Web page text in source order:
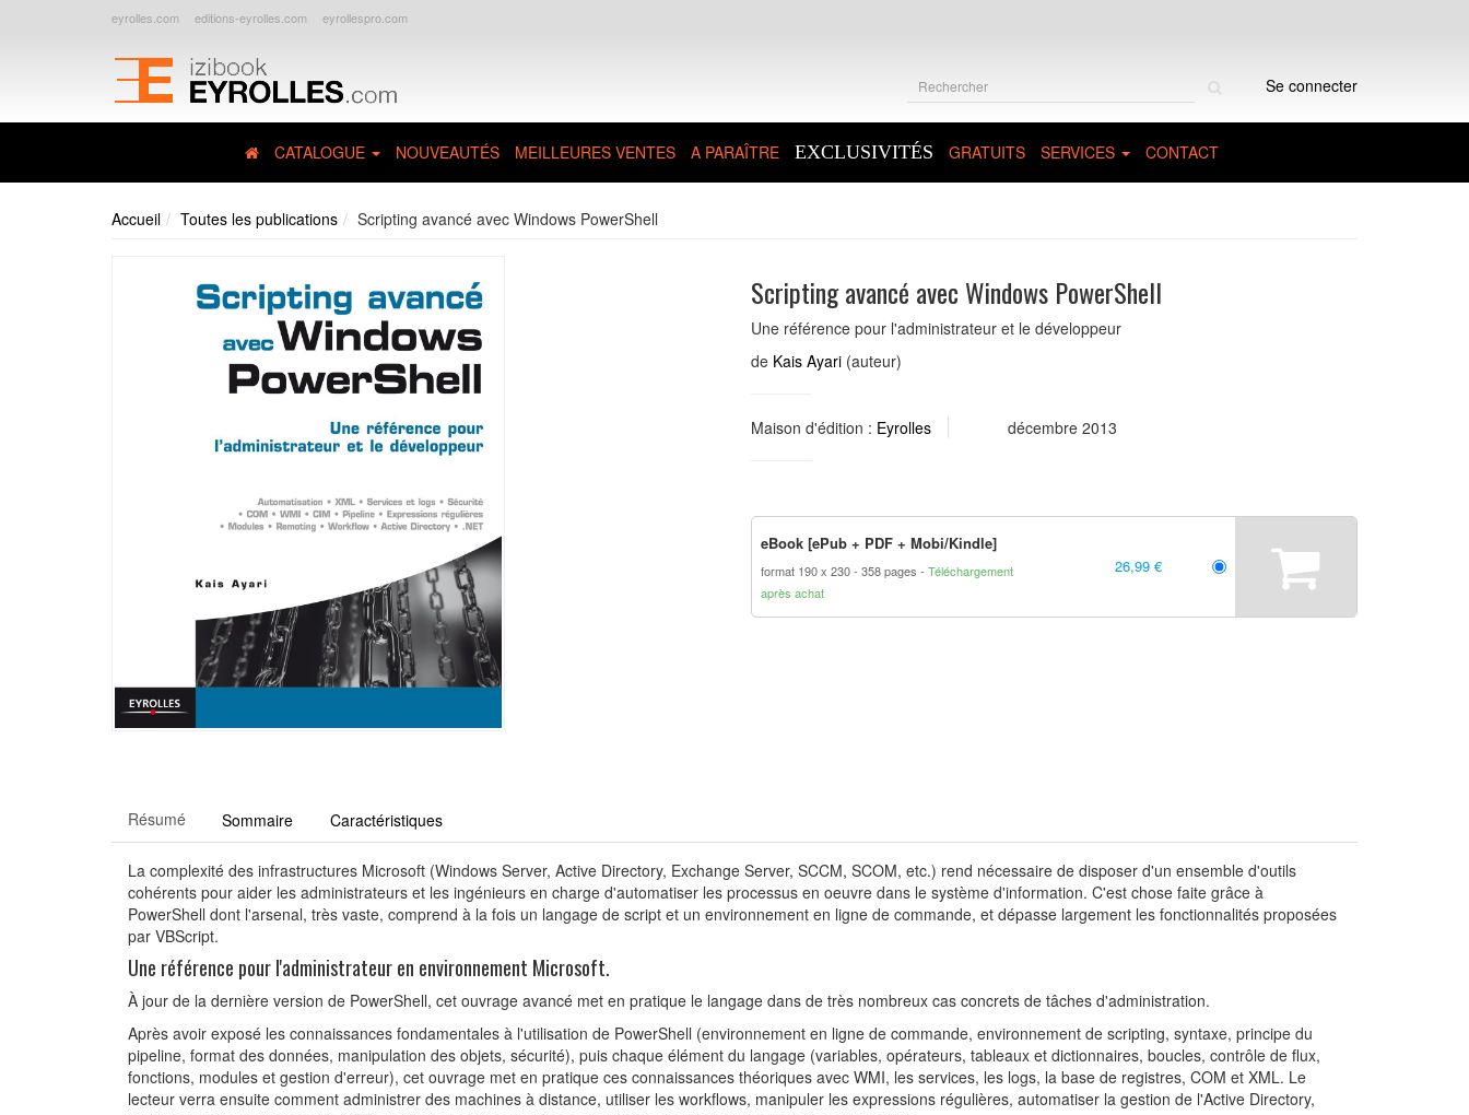
eyrolles.com editions-eyrolles.com eyrollespro.com
Se connecter
CATALOGUE NOUVEAUTÉS MEILLEURES VENTES A PARAÎTRE EXCLUSIVITÉS GRATUITS SERVICES CONTACT
Accueil Toutes les publications Scripting avancé avec Windows PowerShell
Scripting avancé avec Windows PowerShell
Une référence pour l'administrateur et le développeur
de Kais Ayari (auteur)
Maison d'édition : Eyrolles décembre 2013
eBook [ePub + PDF + Mobi/Kindle]
format 190 x 230 358 pages
Téléchargement
après achat
26,99 €
Résumé Sommaire Caractéristiques
La complexité des infrastructures Microsoft (Windows Server, Active Directory, Exchange Server, SCCM, SCOM, etc.) rend nécessaire de disposer d'un ensemble d'outils
cohérents pour aider les administrateurs et les ingénieurs en charge d'automatiser les processus en oeuvre dans le système d'information. C'est chose faite grâce à
PowerShell dont l'arsenal, très vaste, comprend à la fois un langage de script et un environnement en ligne de commande, et dépasse largement les fonctionnalités proposées
par VBScript.
Une référence pour l'administrateur en environnement Microsoft.
À jour de la dernière version de PowerShell, cet ouvrage avancé met en pratique le langage dans de très nombreux cas concrets de tâches d'administration.
Après avoir exposé les connaissances fondamentales à l'utilisation de PowerShell (environnement en ligne de commande, environnement de scripting, syntaxe, principe du
pipeline, format des données, manipulation des objets, sécurité), puis chaque élément du langage (variables, opérateurs, tableaux et dictionnaires, boucles, contrôle de flux,
fonctions, modules et gestion d'erreur), cet ouvrage met en pratique ces connaissances théoriques avec WMI, les services, les logs, la base de registres, COM et XML. Le
lecteur verra ensuite comment administrer des machines à distance, utiliser les workflows, manipuler les expressions régulières, automatiser la gestion de l'Active Directory,